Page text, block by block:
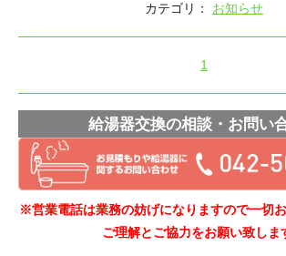
カテゴリ： お知らせ
1
給湯器交換の相談・お問い
※営業電話は業務の妨げになりますので一切お
ご理解とご協力をお願い致しま